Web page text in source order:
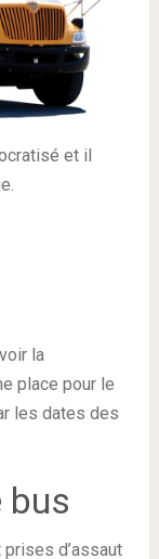
et il
la
place pour le
les dates des
bus
d’assaut